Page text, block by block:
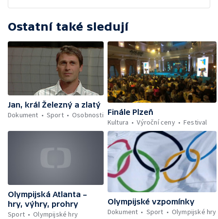
Ostatní také sledují
Jan, král Železný a zlatý
Dokument
Sport Osobnosti Finále Plzeň
Kultura
Výroční ceny Festival
Olympijská Atlanta –
hry, výhry, prohry
Sport
Olympijské hry
Olympijské vzpomínky
Dokument
Sport Olympijské hry